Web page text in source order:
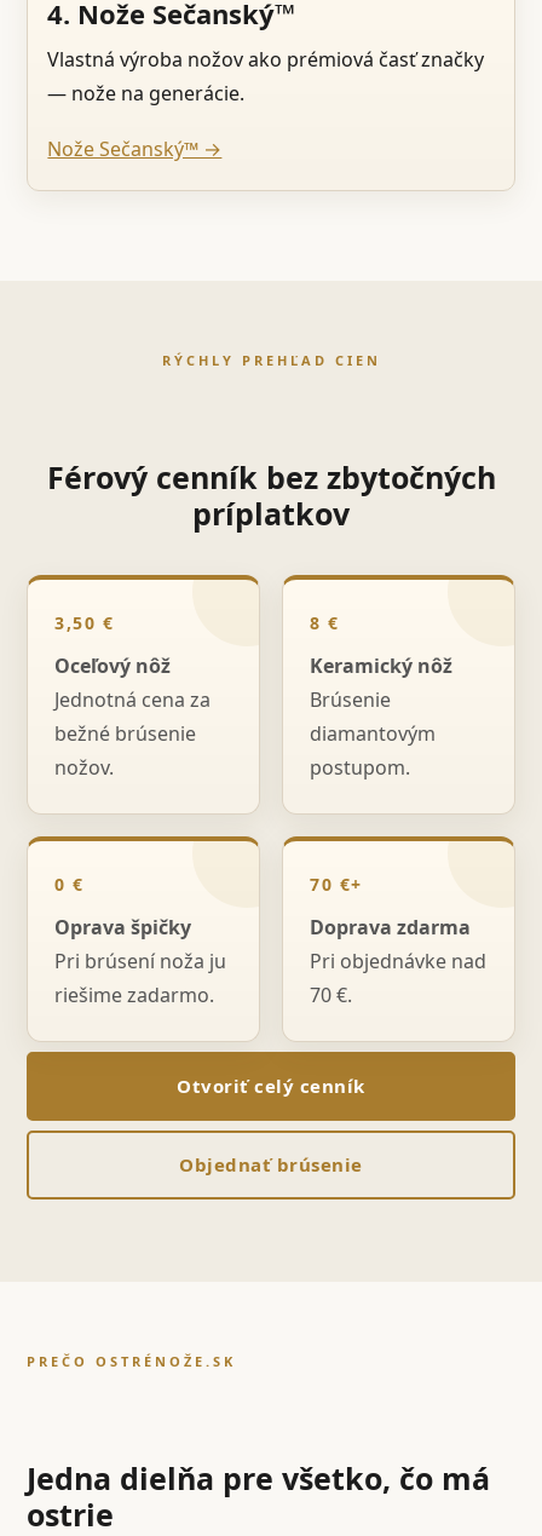
4. Nože Sečanský™
Vlastná výroba nožov ako prémiová časť značky
— nože na generácie.
Nože Sečanský™ →
RÝCHLY PREHĽAD CIEN
Férový cenník bez zbytočných
príplatkov
3,50 €
Oceľový nôž
Jednotná cena za
bežné brúsenie
nožov.
8 €
Keramický nôž
Brúsenie
diamantovým
postupom.
0 €
Oprava špičky
Pri brúsení noža ju
riešime zadarmo.
70 €+
Doprava zdarma
Pri objednávke nad
70 €.
Otvoriť celý cenník
Objednať brúsenie
PREČO OSTRÉNOŽE.SK
Jedna dielňa pre všetko, čo má
ostrie